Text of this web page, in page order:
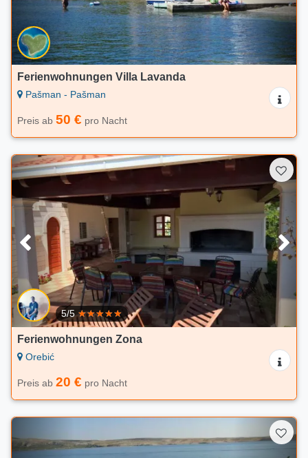
Ferienwohnungen Villa Lavanda
Pašman - Pašman
Preis ab 50 € pro Nacht
5/5
Ferienwohnungen Zona
Orebić
Preis ab 20 € pro Nacht